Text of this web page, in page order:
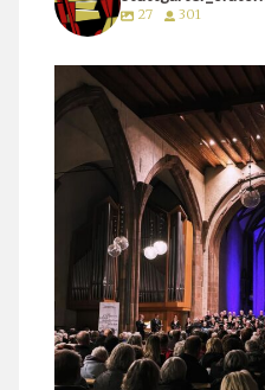
27 301